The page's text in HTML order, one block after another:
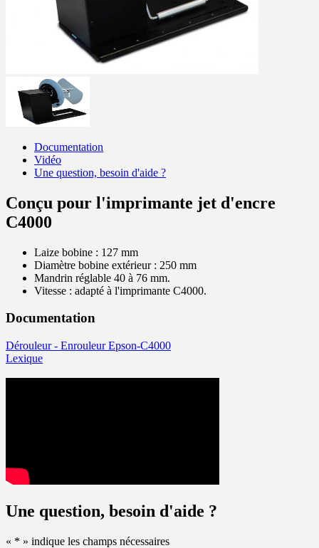
Documentation
Vidéo
Une question, besoin d'aide ?
Conçu pour l'imprimante jet d'encre
C4000
Laize bobine : 127 mm
Diamètre bobine extérieur : 250 mm
Mandrin réglable 40 à 76 mm.
Vitesse : adapté à l'imprimante C4000.
Documentation
Dérouleur - Enrouleur Epson-C4000
Lexique
Une question, besoin d'aide ?
« * » indique les champs nécessaires